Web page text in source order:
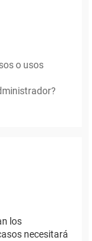
o usos
los
necesitará